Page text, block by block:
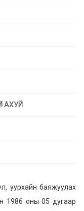
АХУЙ
уурхайн баяжуулах
1986 оны 05 дугаар